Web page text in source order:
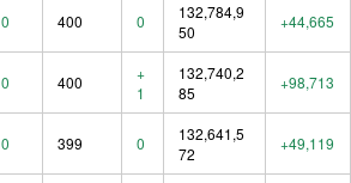
0 400 0
132,784,9
50
+44,665
0 400
+
1
132,740,2
85
+98,713
0 399 0
132,641,5
72
+49,119